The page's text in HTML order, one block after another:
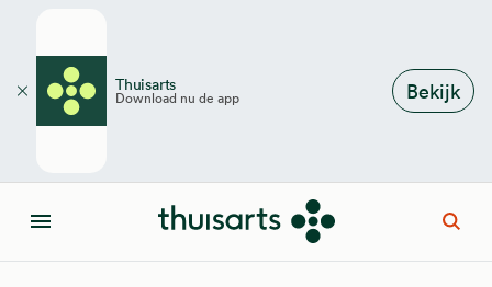
Thuisarts
Download nu de app Bekijk
Sluiten
Menu